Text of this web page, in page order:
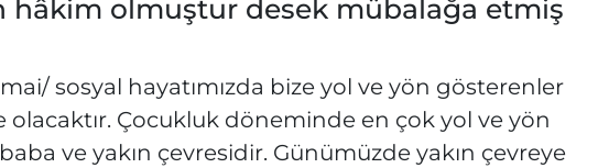
hâkim olmuştur desek mübalağa etmiş
sosyal hayatımızda bize yol ve yön gösterenler
olacaktır. Çocukluk döneminde en çok yol ve yön
ve yakın çevresidir. Günümüzde yakın çevreye